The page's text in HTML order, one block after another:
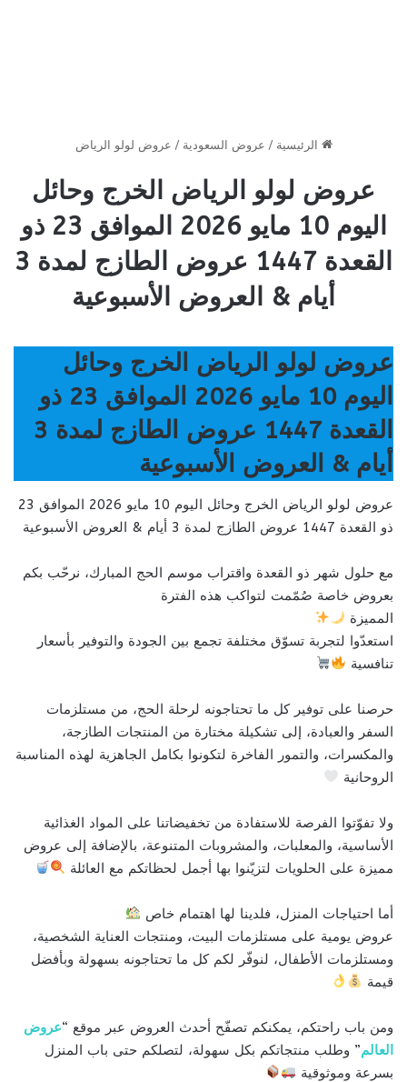
الرئيسية / عروض السعودية / عروض لولو الرياض
عروض لولو الرياض الخرج وحائل
اليوم 10 مايو 2026 الموافق 23 ذو
القعدة 1447 عروض الطازج لمدة 3
أيام & العروض الأسبوعية
عروض لولو الرياض الخرج وحائل
اليوم 10 مايو 2026 الموافق 23 ذو
القعدة 1447 عروض الطازج لمدة 3
أيام & العروض الأسبوعية
عروض لولو الرياض الخرج وحائل اليوم 10 مايو 2026 الموافق 23
ذو القعدة 1447 عروض الطازج لمدة 3 أيام & العروض الأسبوعية
مع حلول شهر ذو القعدة واقتراب موسم الحج المبارك، نرحّب بكم
بعروض خاصة صُمّمت لتواكب هذه الفترة
المميزة
استعدّوا لتجربة تسوّق مختلفة تجمع بين الجودة والتوفير بأسعار
تنافسية
حرصنا على توفير كل ما تحتاجونه لرحلة الحج، من مستلزمات
السفر والعبادة، إلى تشكيلة مختارة من المنتجات الطازجة،
والمكسرات، والتمور الفاخرة لتكونوا بكامل الجاهزية لهذه المناسبة
الروحانية
ولا تفوّتوا الفرصة للاستفادة من تخفيضاتنا على المواد الغذائية
الأساسية، والمعلبات، والمشروبات المتنوعة، بالإضافة إلى عروض
مميزة على الحلويات لتزيّنوا بها أجمل لحظاتكم مع العائلة
أما احتياجات المنزل، فلدينا لها اهتمام خاص
عروض يومية على مستلزمات البيت، ومنتجات العناية الشخصية،
ومستلزمات الأطفال، لنوفّر لكم كل ما تحتاجونه بسهولة وبأفضل
قيمة
ومن باب راحتكم، يمكنكم تصفّح أحدث العروض عبر موقع “عروض
العالم” وطلب منتجاتكم بكل سهولة، لتصلكم حتى باب المنزل
بسرعة وموثوقية